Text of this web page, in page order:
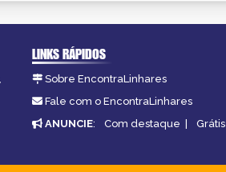
LINKS RÁPIDOS
Sobre EncontraLinhares
Fale com o EncontraLinhares
ANUNCIE: Com destaque | Grátis